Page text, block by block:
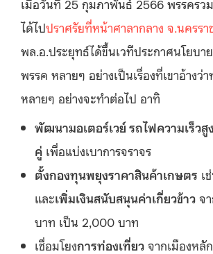
ได้ไปปราศรัยที่หน้าศาลากลาง จ.นครรา
พล.อ.ประยุทธ์ได้ขึ้นเวทีประกาศนโยบา
พรรค หลายๆ อย่างเป็นเรื่องที่เขาอ้างว่
หลายๆ อย่างจะทำต่อไป อาทิ
พัฒนามอเตอร์เวย์ รถไฟความเร็วสู
คู่ เพื่อแบ่งเบาการจราจร
ตั้งกองทุนพยุงราคาสินค้าเกษตร เ
และเพิ่มเงินสนับสนุนค่าเกี่ยวข้าว จ
บาท เป็น 2,000 บาท
เชื่อมโยงการท่องเที่ยว จากเมืองหลั